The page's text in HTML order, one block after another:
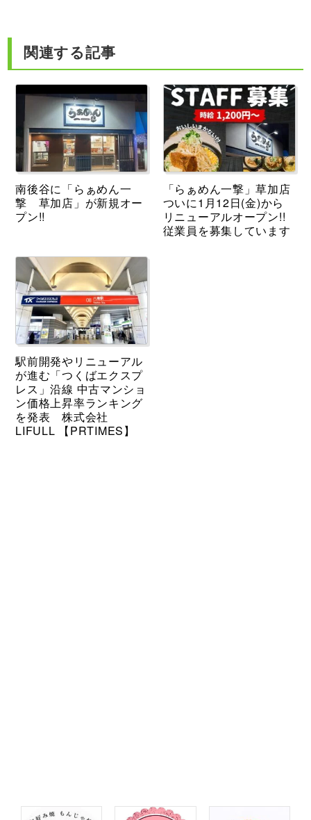
関連する記事
南後谷に「らぁめん一
撃 草加店」が新規オー
プン!!
「らぁめん一撃」草加店
ついに1月12日(金)から
リニューアルオープン!!
従業員を募集しています
駅前開発やリニューアル
が進む「つくばエクスプ
レス」沿線 中古マンショ
ン価格上昇率ランキング
を発表 株式会社
LIFULL 【PRTIMES】